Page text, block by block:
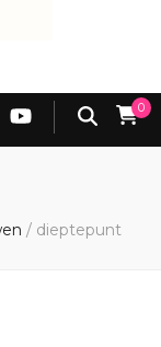
0
/ dieptepunt